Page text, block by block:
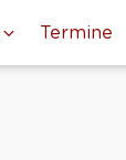
Termine